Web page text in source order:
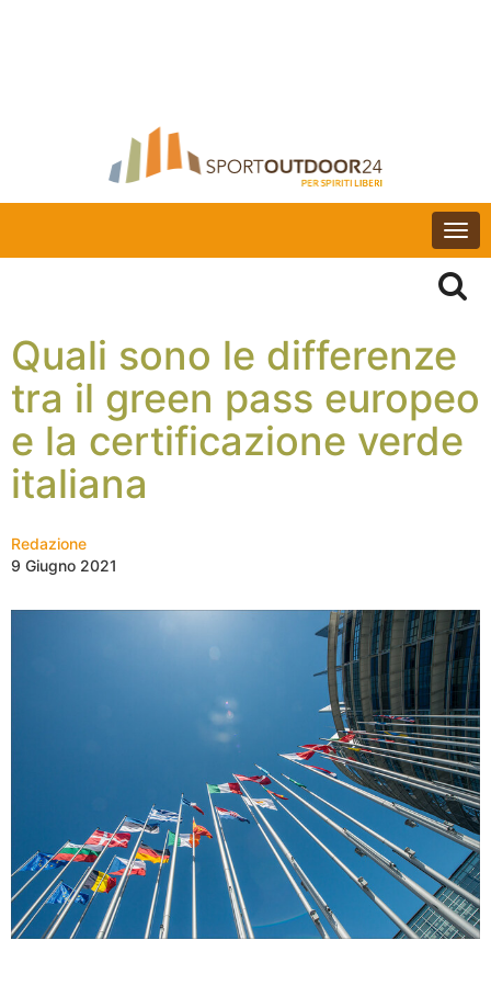
Quali sono le differenze
tra il green pass europeo
e la certificazione verde
italiana
Redazione
9 Giugno 2021